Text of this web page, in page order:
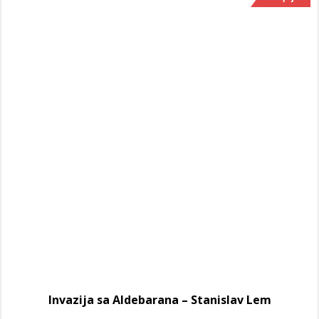
Invazija sa Aldebarana – Stanislav Lem